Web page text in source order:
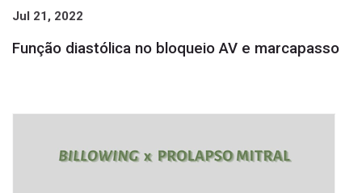
Jul 21, 2022
Função diastólica no bloqueio AV e marcapasso